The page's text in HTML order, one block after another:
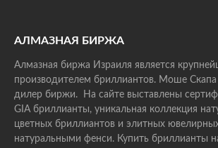
АЛМАЗНАЯ БИРЖА
Алмазная биржа Израиля является
производителем бриллиантов. Моше
дилер биржи. На сайте выставлены
GIA бриллианты, уникальная коллекция
цветных бриллиантов и элитных
натуральными фенси. Купить бриллианты